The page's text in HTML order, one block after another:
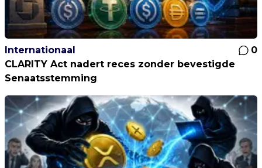
Internationaal
0
CLARITY Act nadert reces zonder bevestigde
Senaatsstemming